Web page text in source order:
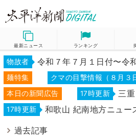
最新ニュース ランキング
物故者 令和７年７月１日付〜令
麺特集 クマの目撃情報（８月３
本日の新聞広告 17時更新 三
17時更新 和歌山 紀南地方ニュー
過去記事